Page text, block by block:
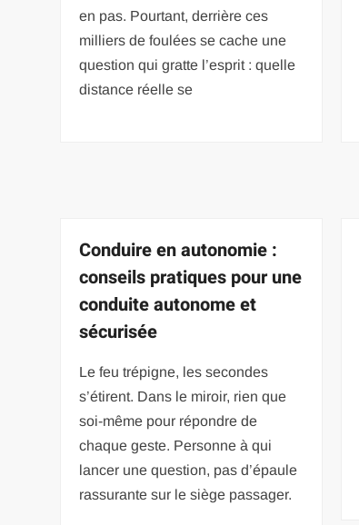
en pas. Pourtant, derrière ces
milliers de foulées se cache une
question qui gratte l’esprit : quelle
distance réelle se
Conduire en autonomie :
conseils pratiques pour une
conduite autonome et
sécurisée
Le feu trépigne, les secondes
s’étirent. Dans le miroir, rien que
soi-même pour répondre de
chaque geste. Personne à qui
lancer une question, pas d’épaule
rassurante sur le siège passager.